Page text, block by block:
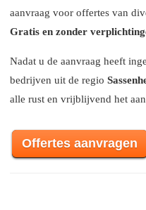
aanvraag voor offertes van
Gratis en zonder
Nadat u de aanvraag heeft
bedrijven uit de regio
alle rust en vrijblijvend het
Offertes aanvragen